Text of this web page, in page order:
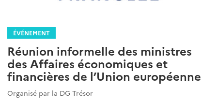
ÉVÉNEMENT
Réunion informelle des ministres
des Affaires économiques et
financières de l’Union européenne
Organisé par la DG Trésor